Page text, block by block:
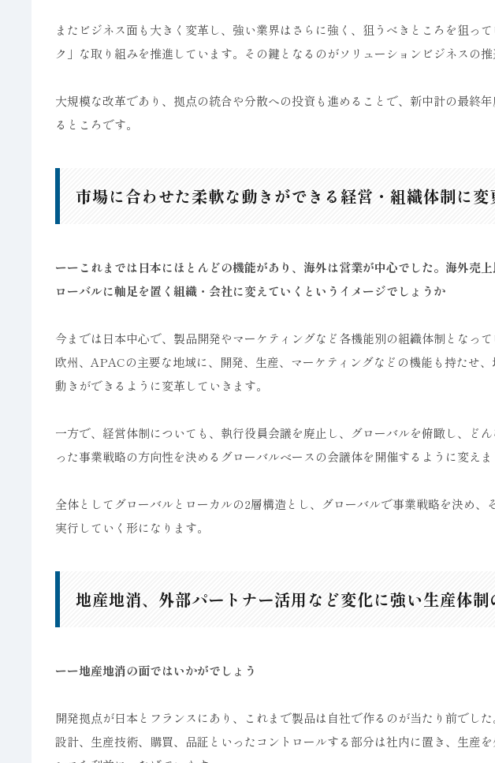
またビジネス面も大きく変革し、強い業界はさらに強く、狙うべきところを狙っ
ク」な取り組みを推進しています。その鍵となるのがソリューションビジネスの推
大規模な改革であり、拠点の統合や分散への投資も進めることで、新中計の最終
るところです。
市場に合わせた柔軟な動きができる経営・組織体制に変
ーーこれまでは日本にほとんどの機能があり、海外は営業が中心でした。海外売
ローバルに軸足を置く組織・会社に変えていくというイメージでしょうか
今までは日本中心で、製品開発やマーケティングなど各機能別の組織体制となっ
欧州、APACの主要な地域に、開発、生産、マーケティングなどの機能も持たせ
動きができるように変革していきます。
一方で、経営体制についても、執行役員会議を廃止し、グローバルを俯瞰し、ど
った事業戦略の方向性を決めるグローバルベースの会議体を開催するように変えま
全体としてグローバルとローカルの2層構造とし、グローバルで事業戦略を決め
実行していく形になります。
地産地消、外部パートナー活用など変化に強い生産体制
ーー地産地消の面ではいかがでしょう
開発拠点が日本とフランスにあり、これまで製品は自社で作るのが当たり前でし
設計、生産技術、購買、品証といったコントロールする部分は社内に置き、生産